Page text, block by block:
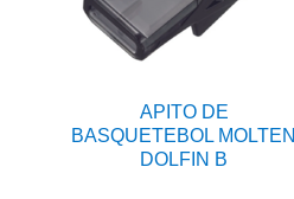
APITO DE
BASQUETEBOL MOLTEN
DOLFIN B